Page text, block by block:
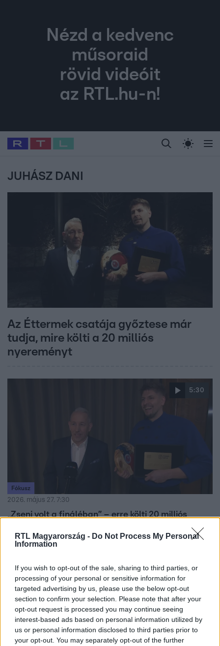
RTL Magyarország - Do Not Process My Personal
Information
If you wish to opt-out of the sale, sharing to third parties, or
processing of your personal or sensitive information for
targeted advertising by us, please use the below opt-out
section to confirm your selection. Please note that after your
opt-out request is processed you may continue seeing
interest-based ads based on personal information utilized by
us or personal information disclosed to third parties prior to
your opt-out. You may separately opt-out of the further
Nézd a kedvenc
műsoraid
rövid videóit
az RTL.hu-n!
Legfrissebb RTL Híradó Randi Celeb vagyok,
Babits Marcella Most Wanted Gallusz
JUHÁSZ DANI
Az Éttermek csatája győztese már
tudja, mire költi a 20 milliós
nyereményt
5:30
Fókusz
2026. május 27. 7:30
„Zseni volt a fináléban” – erre költi 20 milliós
Juhász Dani nyerte az Éttermek csatáját és a 20 millió
saját éttermet nyitna.